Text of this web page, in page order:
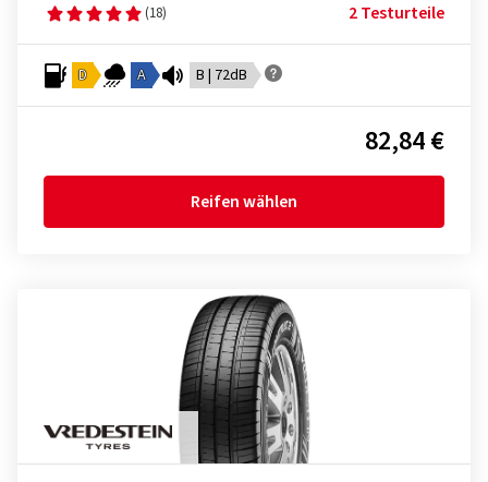
(18) 2 Testurteile
D A B | 72dB
82,84 €
Reifen wählen